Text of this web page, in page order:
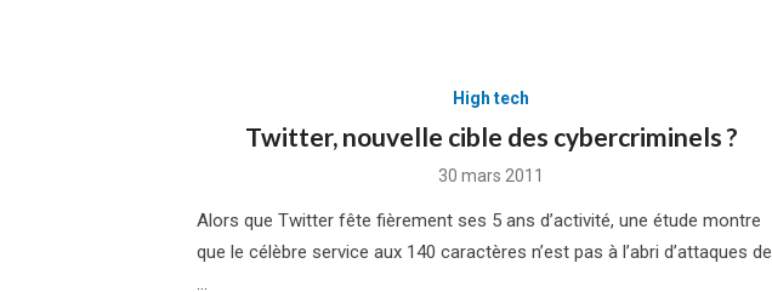
High tech
Twitter, nouvelle cible des cybercriminels ?
Posted
30 mars 2011
Alors que Twitter fête fièrement ses 5 ans d’activité, une étude montre
que le célèbre service aux 140 caractères n’est pas à l’abri d’attaques de
…